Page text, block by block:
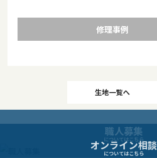
修理事例
稿
生地一覧へ
職人募集
についてはこちら
オンライン相談
についてはこちら